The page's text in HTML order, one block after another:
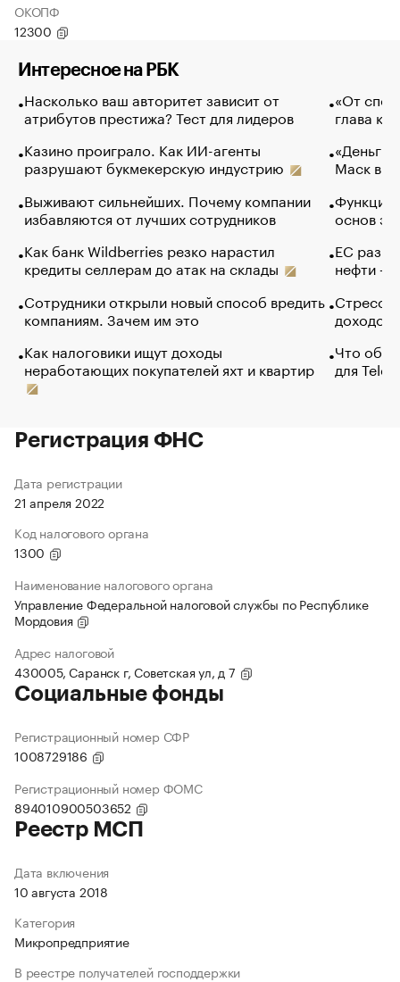
ОКОПФ
12300
Интересное на РБК
Насколько ваш авторитет зависит от
атрибутов престижа? Тест для лидеров
Казино проиграло. Как ИИ-агенты
разрушают букмекерскую индустрию
Выживают сильнейших. Почему компании
избавляются от лучших сотрудников
Как банк Wildberries резко нарастил
кредиты селлерам до атак на склады
Сотрудники открыли новый способ вредить
компаниям. Зачем им это
Как налоговики ищут доходы
неработающих покупателей яхт и квартир
«От
глава
«Деньги
Маск в
Функции
основ
ЕС
нефти —
Стресс
доходов
Что
для
Регистрация ФНС
Дата регистрации
21 апреля 2022
Код налогового органа
1300
Наименование налогового органа
Управление Федеральной налоговой службы по Республике
Мордовия
Адрес налоговой
430005, Саранск г, Советская ул, д 7
Социальные фонды
Регистрационный номер СФР
1008729186
Регистрационный номер ФОМС
894010900503652
Реестр МСП
Дата включения
10 августа 2018
Категория
Микропредприятие
В реестре получателей господдержки